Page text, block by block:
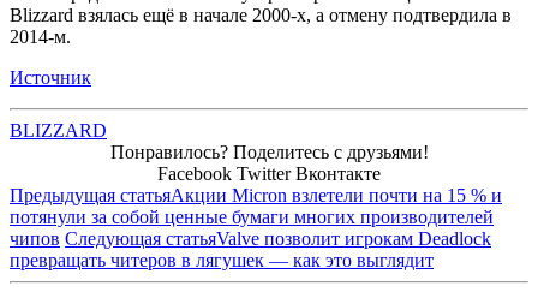
Blizzard взялась ещё в начале 2000-х, а отмену подтвердила в
2014-м.
Источник
BLIZZARD
Понравилось? Поделитесь с друзьями!
Facebook Twitter Вконтакте
Предыдущая статьяАкции Micron взлетели почти на 15 % и
потянули за собой ценные бумаги многих производителей
чипов Следующая статьяValve позволит игрокам Deadlock
превращать читеров в лягушек — как это выглядит